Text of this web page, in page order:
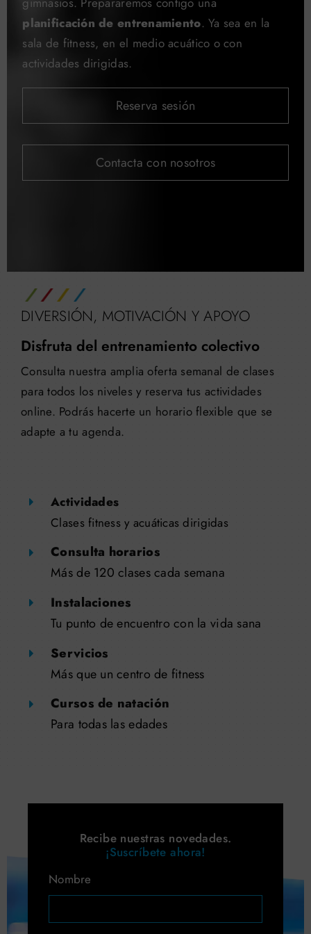
planificación de entrenamiento. Ya sea en la
sala de fitness, en el medio acuático o con
actividades dirigidas.
Reserva sesión
Contacta con nosotros
DIVERSIÓN, MOTIVACIÓN Y APOYO
Disfruta del entrenamiento colectivo
Consulta nuestra amplia oferta semanal de clases
para todos los niveles y reserva tus actividades
online. Podrás hacerte un horario flexible que se
adapte a tu agenda.
Actividades
Clases fitness y acuáticas dirigidas
Consulta horarios
Más de 120 clases cada semana
Instalaciones
Tu punto de encuentro con la vida sana
Servicios
Más que un centro de fitness
Cursos de natación
Para todas las edades
Recibe nuestras novedades.
¡Suscríbete ahora!
Nombre